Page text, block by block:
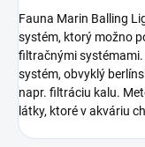
Fauna Marin Balling
systém, ktorý možno
filtračnými systémami.
systém, obvyklý
napr. filtráciu kalu.
látky, ktoré v akváriu